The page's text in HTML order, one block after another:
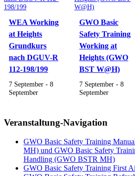
WEA Working
at Heights
Grundkurs
nach DGUV-R
112-198/199
7 September -8
September
GWO Basic
Safety Training
Working at
Heights (GWO
BST W@H)
7 September -8
September
Veranstaltung-Navigation
GWO Basic Safety Training
MH) und GWO Basic Safety
Handling (GWO BSTR MH)
GWO Basic Safety Training First